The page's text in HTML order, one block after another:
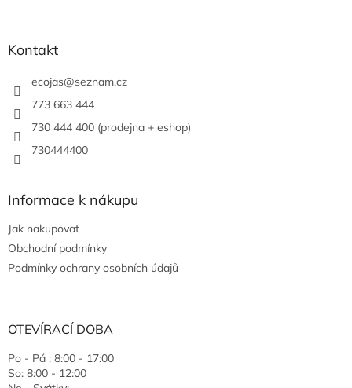
Kontakt
ecojas@seznam.cz
773 663 444
730 444 400 (prodejna + eshop)
730444400
Informace k nákupu
Jak nakupovat
Obchodní podmínky
Podmínky ochrany osobních údajů
OTEVÍRACÍ DOBA
Po - Pá : 8:00 - 17:00
So: 8:00 - 12:00